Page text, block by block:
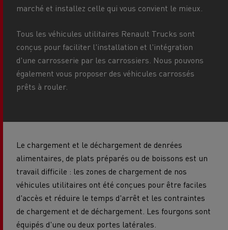
marché et installez celle qui vous convient le mieux.
Tous les véhicules utilitaires Renault Trucks sont
conçus pour faciliter l'installation et l'intégration
d'une carrosserie par les carrossiers. Nous pouvons
également vous proposer des véhicules carrossés
prêts à rouler.
Le chargement et le déchargement de denrées
alimentaires, de plats préparés ou de boissons est un
travail difficile : les zones de chargement de nos
véhicules utilitaires ont été conçues pour être faciles
d'accès et réduire le temps d'arrêt et les contraintes
de chargement et de déchargement. Les fourgons sont
équipés d'une ou deux portes latérales.